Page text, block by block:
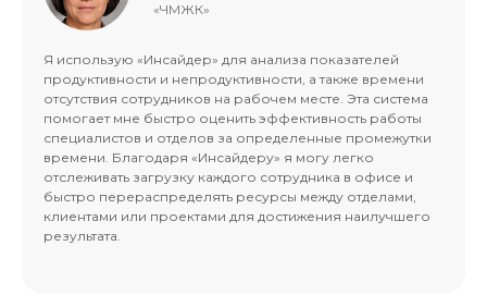
«ЧМЖК»
Я использую «Инсайдер» для анализа показателей
продуктивности и непродуктивности, а также времени
отсутствия сотрудников на рабочем месте. Эта система
помогает мне быстро оценить эффективность работы
специалистов и отделов за определенные промежутки
времени. Благодаря «Инсайдеру» я могу легко
отслеживать загрузку каждого сотрудника в офисе и
быстро перераспределять ресурсы между отделами,
клиентами или проектами для достижения наилучшего
результата.